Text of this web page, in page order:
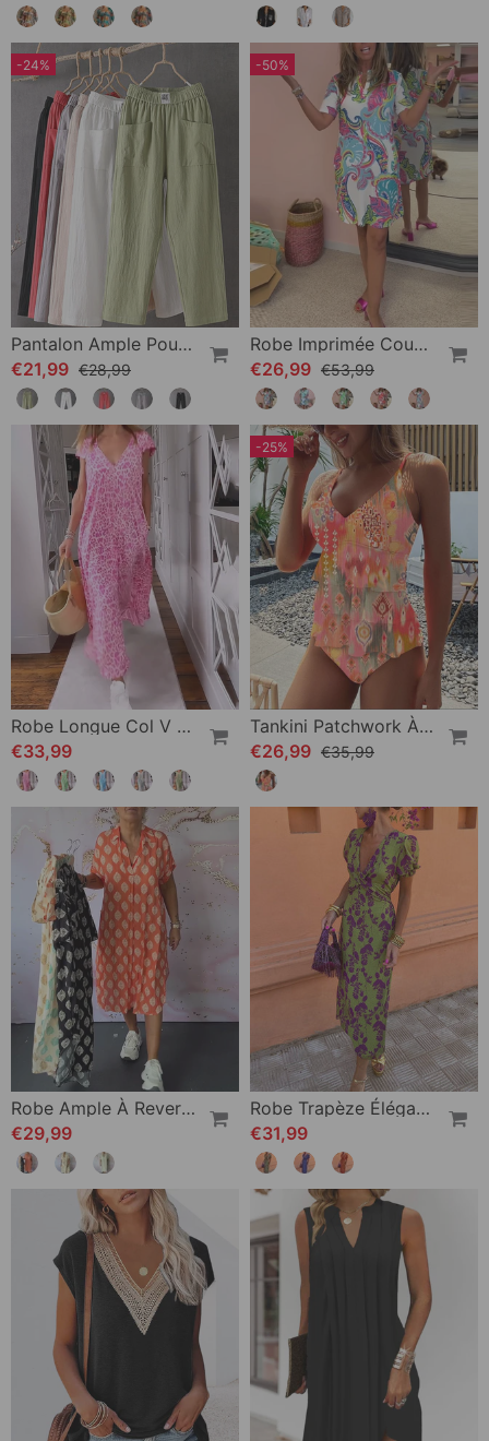
-24%
Pantalon Ample Pour Femme
€21,99 €28,99
-50%
Robe Imprimée Coupe Slim
€26,99 €53,99
Robe Longue Col V En Imprimé À Manches Courtes
€33,99
-25%
Tankini Patchwork À Volants Et Bretelles Imprimées
€26,99 €35,99
Robe Ample À Revers Et Manches Courtes
€29,99
Robe Trapèze Élégante À Manches Bouffantes En V Profond Et Imprimé Feuilles
€31,99